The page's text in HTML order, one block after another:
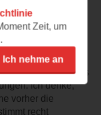
nicht wirklich
Buch,
waren. Den
ich hier jedoch
moralische
besonders
Ich denke,
vorher die
recht
Zeit, um
Ich nehme an